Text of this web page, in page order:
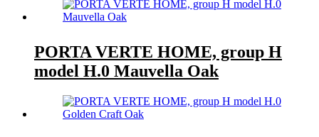
PORTA VERTE HOME, group H
model H.0 Mauvella Oak